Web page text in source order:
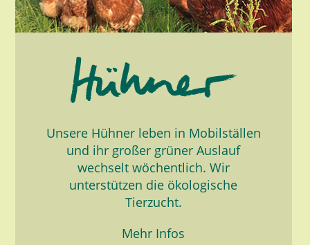
Unsere Hühner leben in Mobilställen
und ihr großer grüner Auslauf
wechselt wöchentlich. Wir
unterstützen die ökologische
Tierzucht.
Mehr Infos